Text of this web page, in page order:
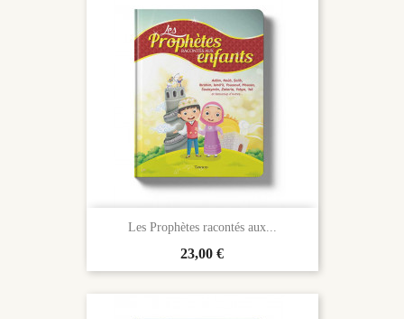
Les Prophètes racontés aux...
Prix
23,00 €